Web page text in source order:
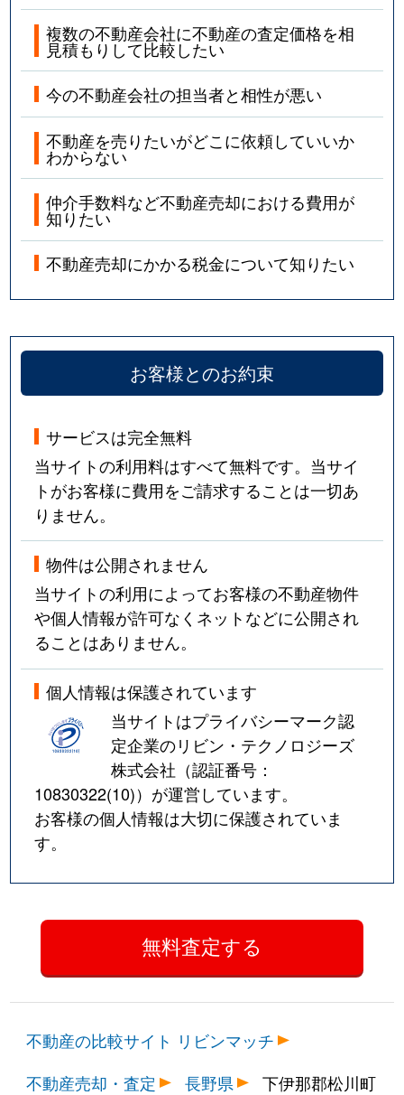
複数の不動産会社に不動産の査定価格を相
見積もりして比較したい
今の不動産会社の担当者と相性が悪い
不動産を売りたいがどこに依頼していいか
わからない
仲介手数料など不動産売却における費用が
知りたい
不動産売却にかかる税金について知りたい
お客様とのお約束
サービスは完全無料
当サイトの利用料はすべて無料です。当サイ
トがお客様に費用をご請求することは一切あ
りません。
物件は公開されません
当サイトの利用によってお客様の不動産物件
や個人情報が許可なくネットなどに公開され
ることはありません。
個人情報は保護されています
当サイトはプライバシーマーク認
定企業のリビン・テクノロジーズ
株式会社（認証番号：
10830322(10)）が運営しています。
お客様の個人情報は大切に保護されていま
す。
不動産の比較サイト リビンマッチ
不動産売却・査定
長野県 下伊那郡松川町